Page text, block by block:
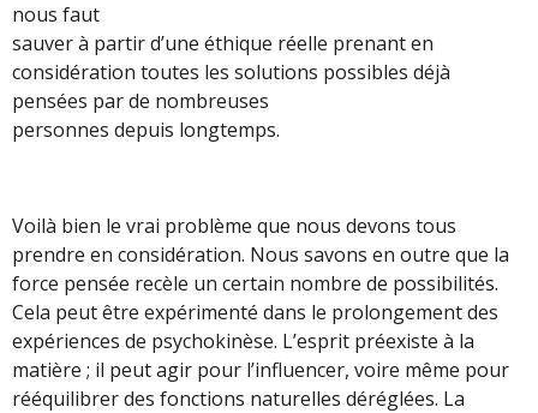
nous faut
sauver à partir d’une éthique réelle prenant en
considération toutes les solutions possibles déjà
pensées par de nombreuses
personnes depuis longtemps.
Voilà bien le vrai problème que nous devons tous
prendre en considération. Nous savons en outre que la
force pensée recèle un certain nombre de possibilités.
Cela peut être expérimenté dans le prolongement des
expériences de psychokinèse. L’esprit préexiste à la
matière ; il peut agir pour l’influencer, voire même pour
rééquilibrer des fonctions naturelles déréglées. La